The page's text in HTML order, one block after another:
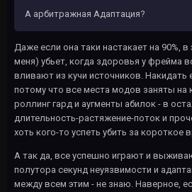
А арбитражная Адаптация?
Даже если она таки настакает на 90%, в
меня) убьет, когда здоровья у фрейма
вливают из кучи источников. Накидать
потому что все места модов заняты на
роллинг гард и аугменты абилок - в
длительность-растяжение-поток и
хоть кого-то успеть убить за короткое
А так да, все успешно играют и
полутора секунд неуязвимости и
между всем этим - не знаю. Наверное,